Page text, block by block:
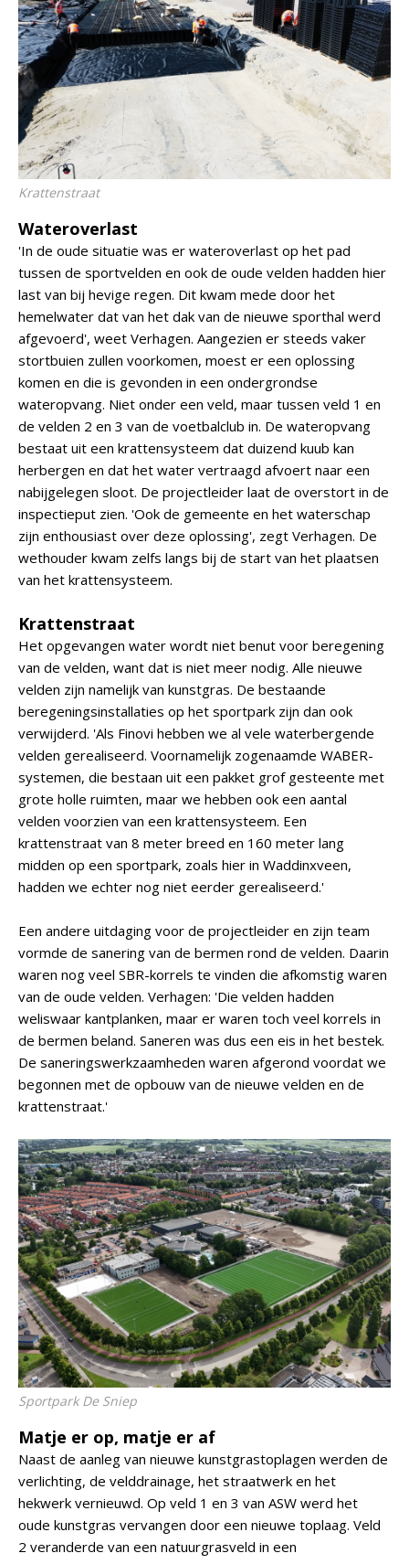
Krattenstraat
Wateroverlast
'In de oude situatie was er wateroverlast op het pad
tussen de sportvelden en ook de oude velden hadden hier
last van bij hevige regen. Dit kwam mede door het
hemelwater dat van het dak van de nieuwe sporthal werd
afgevoerd', weet Verhagen. Aangezien er steeds vaker
stortbuien zullen voorkomen, moest er een oplossing
komen en die is gevonden in een ondergrondse
wateropvang. Niet onder een veld, maar tussen veld 1 en
de velden 2 en 3 van de voetbalclub in. De wateropvang
bestaat uit een krattensysteem dat duizend kuub kan
herbergen en dat het water vertraagd afvoert naar een
nabijgelegen sloot. De projectleider laat de overstort in de
inspectieput zien. 'Ook de gemeente en het waterschap
zijn enthousiast over deze oplossing', zegt Verhagen. De
wethouder kwam zelfs langs bij de start van het plaatsen
van het krattensysteem.
Krattenstraat
Het opgevangen water wordt niet benut voor beregening
van de velden, want dat is niet meer nodig. Alle nieuwe
velden zijn namelijk van kunstgras. De bestaande
beregeningsinstallaties op het sportpark zijn dan ook
verwijderd. 'Als Finovi hebben we al vele waterbergende
velden gerealiseerd. Voornamelijk zogenaamde WABER-
systemen, die bestaan uit een pakket grof gesteente met
grote holle ruimten, maar we hebben ook een aantal
velden voorzien van een krattensysteem. Een
krattenstraat van 8 meter breed en 160 meter lang
midden op een sportpark, zoals hier in Waddinxveen,
hadden we echter nog niet eerder gerealiseerd.'
Een andere uitdaging voor de projectleider en zijn team
vormde de sanering van de bermen rond de velden. Daarin
waren nog veel SBR-korrels te vinden die afkomstig waren
van de oude velden. Verhagen: 'Die velden hadden
weliswaar kantplanken, maar er waren toch veel korrels in
de bermen beland. Saneren was dus een eis in het bestek.
De saneringswerkzaamheden waren afgerond voordat we
begonnen met de opbouw van de nieuwe velden en de
krattenstraat.'
Sportpark De Sniep
Matje er op, matje er af
Naast de aanleg van nieuwe kunstgrastoplagen werden de
verlichting, de velddrainage, het straatwerk en het
hekwerk vernieuwd. Op veld 1 en 3 van ASW werd het
oude kunstgras vervangen door een nieuwe toplaag. Veld
2 veranderde van een natuurgrasveld in een